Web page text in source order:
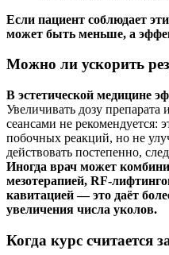
Если пациент соблюдает
может быть меньше, а
Можно ли ускорить
В эстетической медицине
Увеличивать дозу
сеансами не рекомендуется:
побочных реакций, но не
действовать постепенно,
Иногда врач может
мезотерапией, RF-
кавитацией — это даёт
увеличения числа уколов.
Когда курс считается